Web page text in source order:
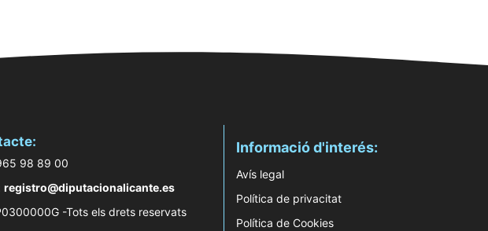
98 89 00
registro@diputacionalicante.es
-Tots els drets reservats
Informació d'interés:
Avís legal
Política de privacitat
Política de Cookies